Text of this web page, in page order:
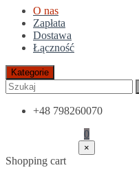
O nas
Zapłata
Dostawa
Łączność
Kategorie
+48 798260070
0
×
Shopping cart